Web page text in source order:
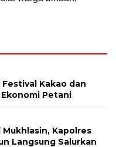
Kakao dan
Petani
Mukhlasin, Kapolres
Langsung Salurkan